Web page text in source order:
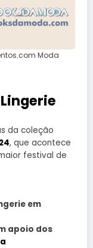
Moda
da coleção
, que acontece
festival de
em
apoio dos